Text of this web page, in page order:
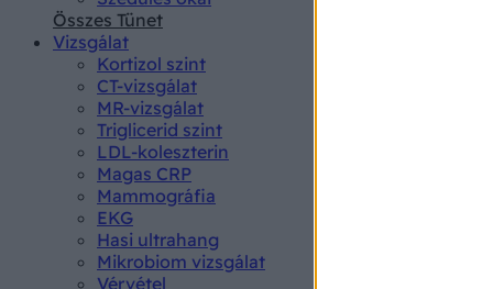
Összes Tünet
Vizsgálat
Kortizol szint
CT-vizsgálat
MR-vizsgálat
Triglicerid szint
LDL-koleszterin
Magas CRP
Mammográfia
EKG
Hasi ultrahang
Mikrobiom vizsgálat
Vérvétel